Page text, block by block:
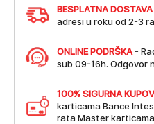
BESPLATNA DOSTAVA
adresi u roku od 2-3
ONLINE PODRŠKA -
sub 09-16h. Odgovor
100% SIGURNA
karticama Bance
rata Master